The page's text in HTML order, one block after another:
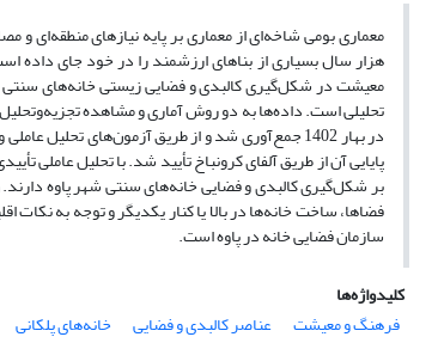
معماری بومی شاخه‌ای از معماری بر پایه نیازهای
هزار سال بسیاری از بناهای ارزشمند را در خود جای داده
معیشت در شکل‌گیری کالبدی و فضایی زیستی خانه‌های سنتی
تحلیلی است. داده‌ها به دو روش آماری و مشاهده
بر شکل‌گیری کالبدی و فضایی خانه‌های سنتی شهر پاوه
فضاها، ساخت خانه‌ها در بالا یا کنار یکدیگر و توجه به
سازمان فضایی خانه در پاوه است.
کلیدواژه‌ها
فرهنگ و معیشت
عناصر کالبدی و فضایی خانه‌های پلکانی